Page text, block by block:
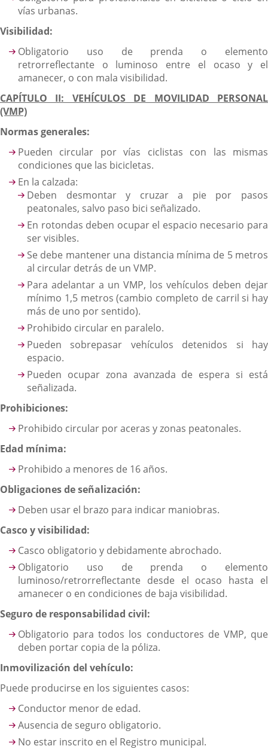
vías urbanas.
Visibilidad:
Obligatorio uso de prenda o elemento
retrorreflectante o luminoso entre el ocaso y el
amanecer, o con mala visibilidad.
CAPÍTULO II: VEHÍCULOS DE MOVILIDAD PERSONAL
(VMP)
Normas generales:
Pueden circular por vías ciclistas con las mismas
condiciones que las bicicletas.
En la calzada:
Deben desmontar y cruzar a pie por pasos
peatonales, salvo paso bici señalizado.
En rotondas deben ocupar el espacio necesario para
ser visibles.
Se debe mantener una distancia mínima de 5 metros
al circular detrás de un VMP.
Para adelantar a un VMP, los vehículos deben dejar
mínimo 1,5 metros (cambio completo de carril si hay
más de uno por sentido).
Prohibido circular en paralelo.
Pueden sobrepasar vehículos detenidos si hay
espacio.
Pueden ocupar zona avanzada de espera si está
señalizada.
Prohibiciones:
Prohibido circular por aceras y zonas peatonales.
Edad mínima:
Prohibido a menores de 16 años.
Obligaciones de señalización:
Deben usar el brazo para indicar maniobras.
Casco y visibilidad:
Casco obligatorio y debidamente abrochado.
Obligatorio uso de prenda o elemento
luminoso/retrorreflectante desde el ocaso hasta el
amanecer o en condiciones de baja visibilidad.
Seguro de responsabilidad civil:
Obligatorio para todos los conductores de VMP, que
deben portar copia de la póliza.
Inmovilización del vehículo:
Puede producirse en los siguientes casos:
Conductor menor de edad.
Ausencia de seguro obligatorio.
No estar inscrito en el Registro municipal.